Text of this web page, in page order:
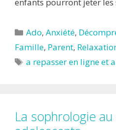
Catégories
Ado,Anxiété,
Famille, Parent,
Étiquettes
a repasser en ligne et
La sophrologie